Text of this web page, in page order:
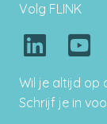
Volg FLINK
Wil je altijd op
Schrijf je in